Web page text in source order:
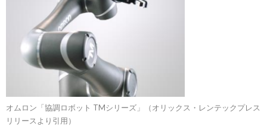
オムロン「協調ロボット TMシリーズ」（オリックス・レンテックプレス
リリースより引用）